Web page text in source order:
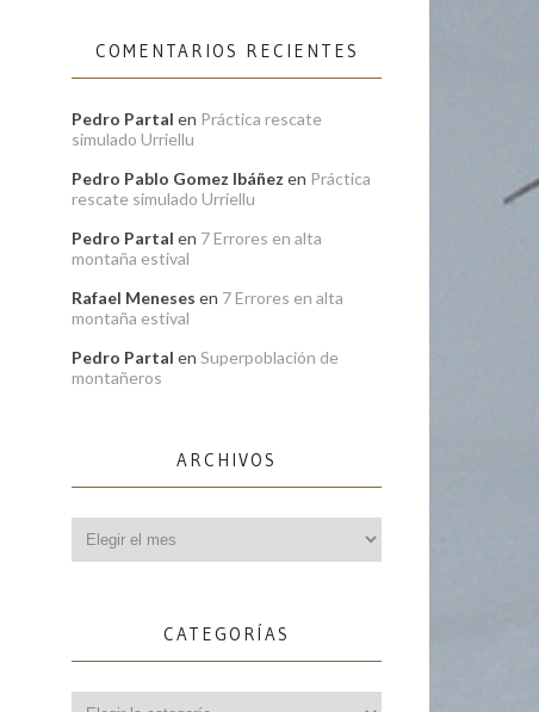
COMENTARIOS RECIENTES
Pedro Partal en Práctica rescate
simulado Urriellu
Pedro Pablo Gomez Ibáñez en Práctica
rescate simulado Urriellu
Pedro Partal en 7 Errores en alta
montaña estival
Rafael Meneses en 7 Errores en alta
montaña estival
Pedro Partal en Superpoblación de
montañeros
ARCHIVOS
CATEGORÍAS